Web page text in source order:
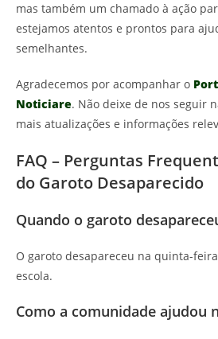
mas também um chamado à ação
estejamos atentos e prontos para
semelhantes.
Agradecemos por acompanhar o
Noticiare. Não deixe de nos seguir
mais atualizações e informações
FAQ – Perguntas
do Garoto Desaparecido
Quando o garoto
O garoto desapareceu na quinta-
escola.
Como a comunidade ajudou